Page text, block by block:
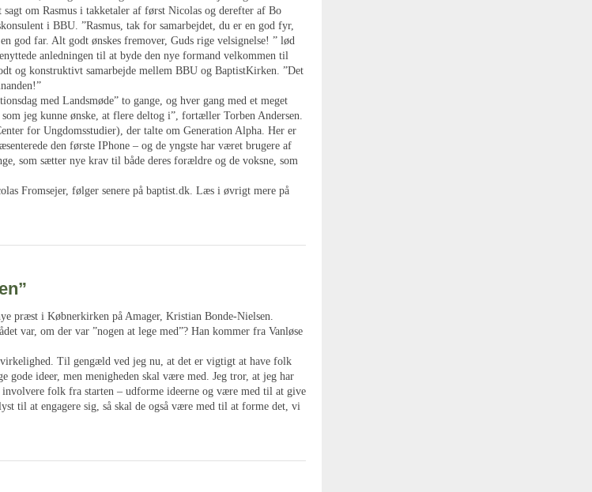
om Rasmus i takketaler af først Nicolas og derefter af Bo
i BBU. ”Rasmus, tak for samarbejdet, du er en god fyr,
god far. Alt godt ønskes fremover, Guds rige velsignelse! ” lød
anledningen til at byde den nye formand velkommen til
og konstruktivt samarbejde mellem BBU og BaptistKirken. ”Det
med Landsmøde” to gange, og hver gang med et meget
jeg kunne ønske, at flere deltog i”, fortæller Torben Andersen.
for Ungdomsstudier), der talte om Generation Alpha. Her er
den første IPhone – og de yngste har været brugere af
som sætter nye krav til både deres forældre og de voksne, som
Fromsejer, følger senere på baptist.dk. Læs i øvrigt mere på
præst i Købnerkirken på Amager, Kristian Bonde-Nielsen.
var, om der var ”nogen at lege med”? Han kommer fra Vanløse
Til gengæld ved jeg nu, at det er vigtigt at have folk
gode ideer, men menigheden skal være med. Jeg tror, at jeg har
folk fra starten – udforme ideerne og være med til at give
til at engagere sig, så skal de også være med til at forme det, vi